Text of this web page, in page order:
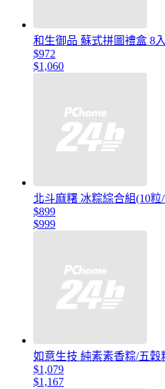
和生御品 蘇式拼圖禮盒 8入
$972
$1,060
北斗麻糬 冰粽綜合組(10粒
$899
$999
如意生技 純素素香粽/五穀
$1,079
$1,167